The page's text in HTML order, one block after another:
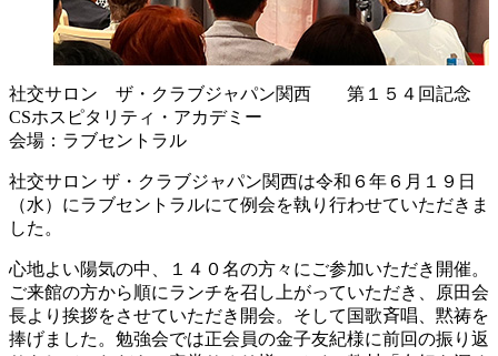
社交サロン ザ・クラブジャパン関西 第１５４回記念
CSホスピタリティ・アカデミー
会場：ラブセントラル
社交サロン ザ・クラブジャパン関西は令和６年６月１９日
（水）にラブセントラルにて例会を執り行わせていただきま
した。
心地よい陽気の中、１４０名の方々にご参加いただき開催。
ご来館の方から順にランチを召し上がっていただき、原田会
長より挨拶をさせていただき開会。そして国歌斉唱、黙祷を
捧げました。勉強会では正会員の金子友紀様に前回の振り返